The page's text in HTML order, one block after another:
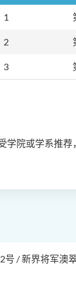
1
2
3
学院或学系推荐
号 / 新界将军澳